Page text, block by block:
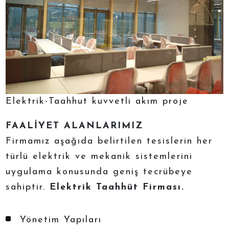
Elektrik-Taahhut kuvvetli akım proje
FAALİYET ALANLARIMIZ
Firmamız aşağıda belirtilen tesislerin her
türlü elektrik ve mekanik sistemlerini
uygulama konusunda geniş tecrübeye
sahiptir. Elektrik Taahhüt Firması.
Yönetim Yapıları